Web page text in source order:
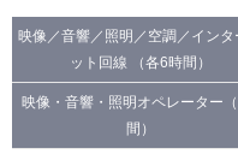
映像／音響／照明／空調／インタ
ット回線 （各6時間）
映像・音響・照明オペレーター
間）